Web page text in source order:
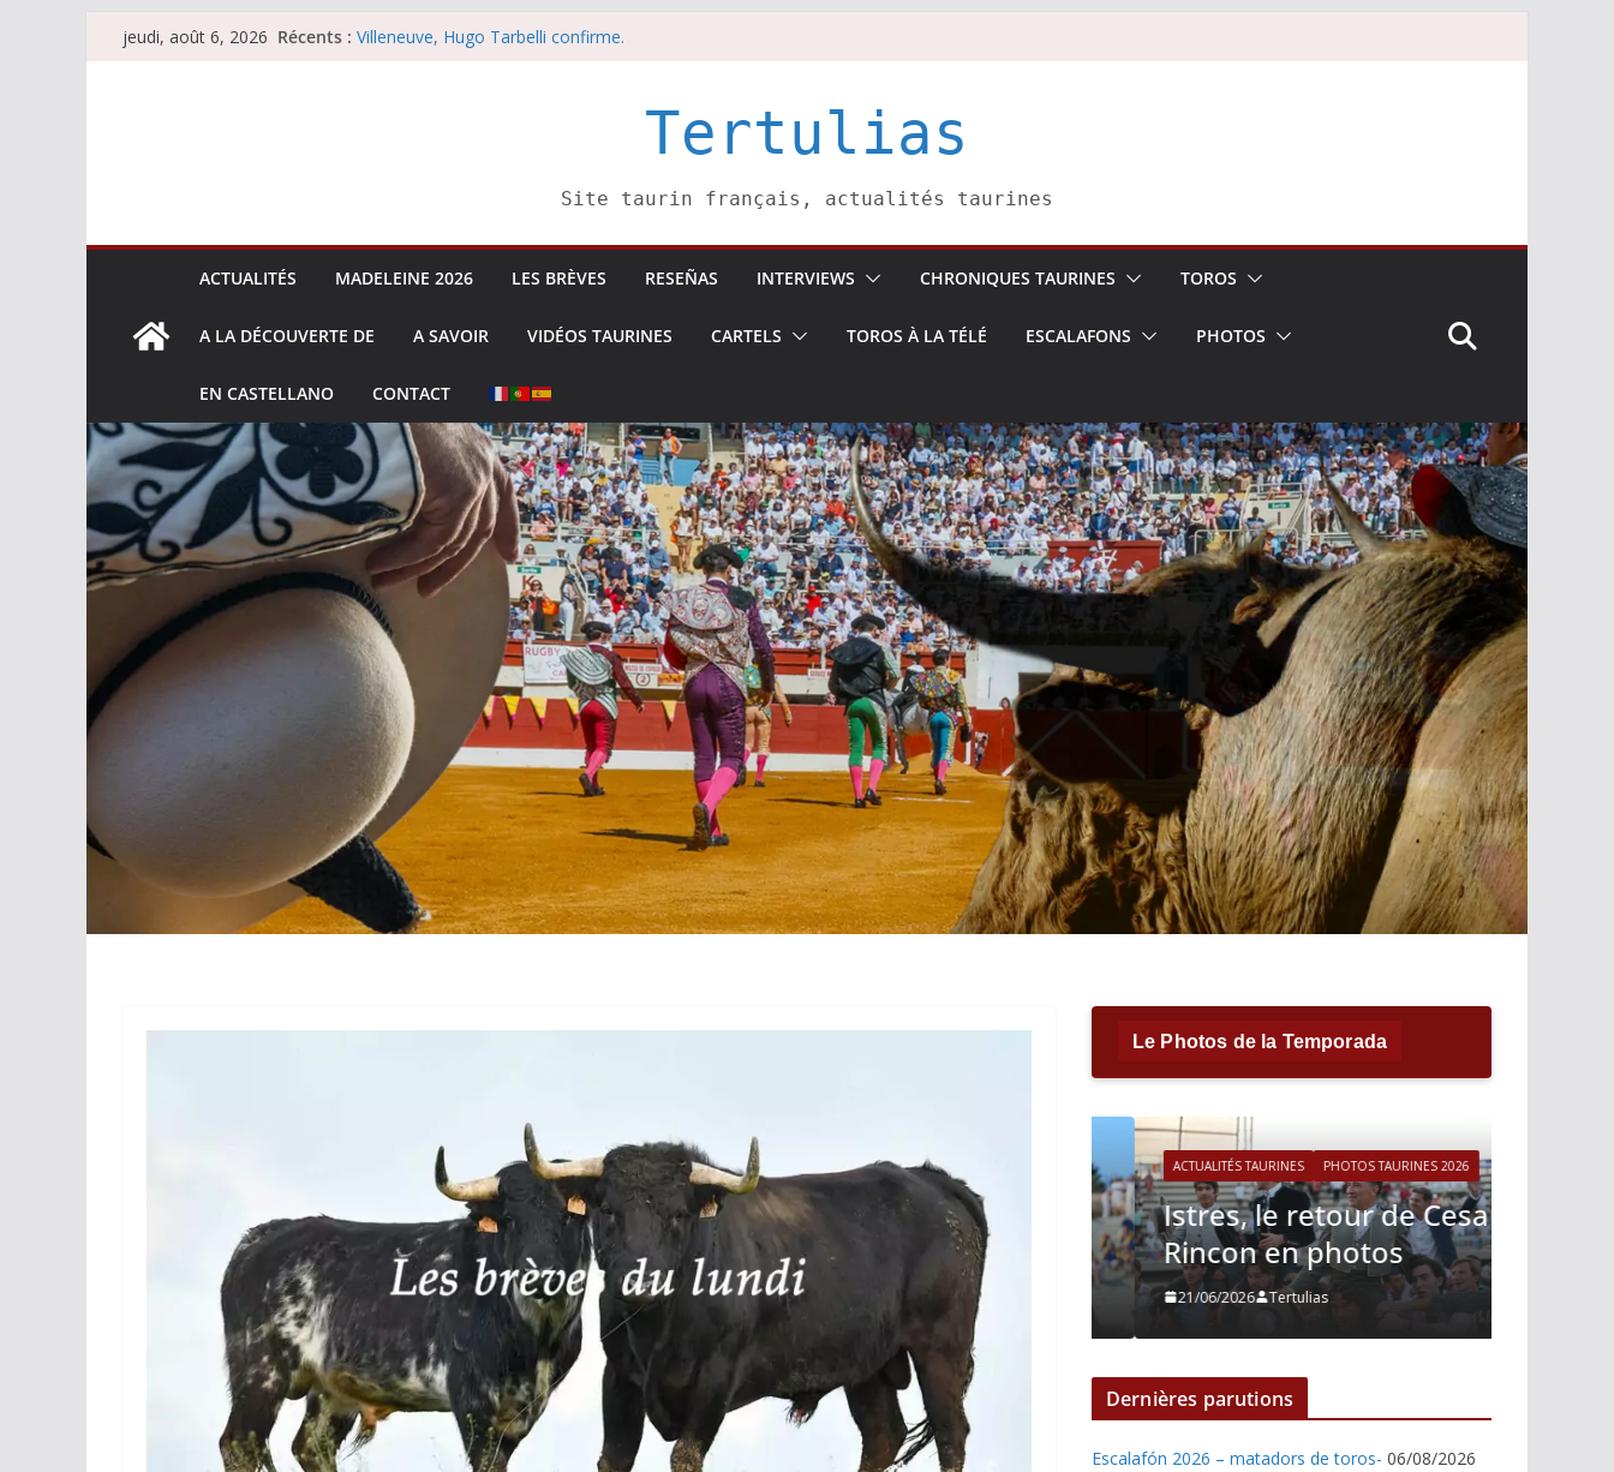
Passerjeudi, août 6, 2026 Récents : Villeneuve, Hugo Tarbelli confirme.
Tertulias
Site taurin français, actualités taurines
ACTUALITÉS MADELEINE 2026 LES BRÈVES RESEÑAS INTERVIEWS CHRONIQUES TAURINES TOROS
A LA DÉCOUVERTE DE A SAVOIR VIDÉOS TAURINES CARTELS TOROS À LA TÉLÉ ESCALAFONS PHOTOS
EN CASTELLANO CONTACT
Le Photos de la Temporada
ACTUALITÉS TAURINES PHOTOS TAURINES 2026
Istres, l’ouverture en
photos
19/06/2026 Tertulias
ACTUALITÉS TAURINES PHOTOS TAURINES 2026
Bayonne, la corrida des
fêtes en photos
17/07/2026
ACTUALITÉS TAURINES PHOTOS TAURINES 2026
Istres, le retour de Cesar
Rincon en photos
21/06/2026 Tertulias
Dernières parutions
Escalafón 2026 – matadors de toros- 06/08/2026